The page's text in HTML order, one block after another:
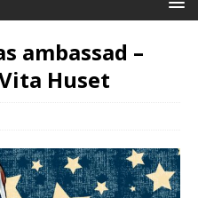
ambassad –
Huset